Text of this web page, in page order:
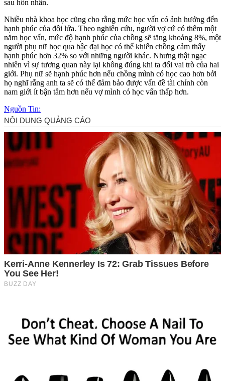
sau hôn nhân.
Nhiều nhà khoa học cũng cho rằng mức học vấn có ảnh hưởng đến
hạnh phúc của đôi lứa. Theo nghiên cứu, người vợ cứ có thêm một
năm học vấn, mức độ hạnh phúc của chồng sẽ tăng khoảng 8%, một
người phụ nữ học qua bậc đại học có thể khiến chồng cảm thấy
hạnh phúc hơn 32% so với những người khác. Nhưng thật ngạc
nhiên vì sự tương quan này lại không đúng khi ta đổi vai trò của hai
giới. Phụ nữ sẽ hạnh phúc hơn nếu chồng mình có học cao hơn bởi
họ nghĩ rằng anh ta sẽ có thể đảm bảo được vấn đề tài chính còn
nam giới ít bận tâm hơn nếu vợ mình có học vấn thấp hơn.
Nguồn Tin: